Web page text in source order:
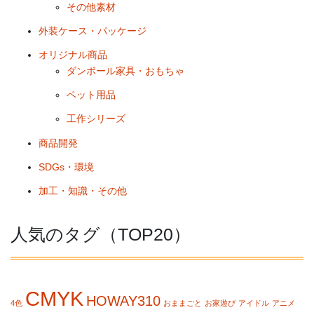
その他素材
外装ケース・パッケージ
オリジナル商品
ダンボール家具・おもちゃ
ペット用品
工作シリーズ
商品開発
SDGs・環境
加工・知識・その他
人気のタグ（TOP20）
4色 CMYK HOWAY310 おままごと お家遊び アイドル アニメ